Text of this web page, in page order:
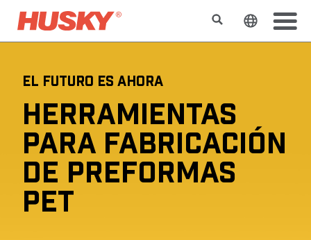
BuscarCambiar
EL FUTURO ES AHORA
HERRAMIENTAS
PARA FABRICACIÓN
DE PREFORMAS
PET